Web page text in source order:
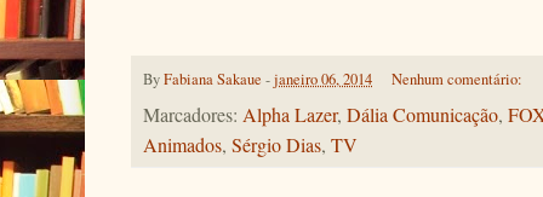
ByFabiana Sakaue -janeiro 06, 2014 Nenhum comentário:
Marcadores: Alpha Lazer, Dália Comunicação,
Animados, Sérgio Dias, TV